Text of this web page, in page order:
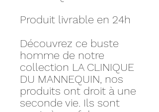
Produit livrable en 24h
Découvrez ce buste
homme de notre
collection LA CLINIQUE
DU MANNEQUIN, nos
produits ont droit à une
seconde vie. Ils sont